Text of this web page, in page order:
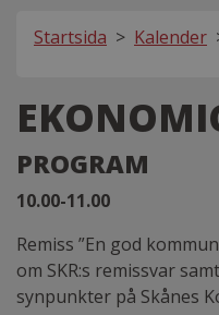
Startsida > Kalender
PROGRAM
10.00-11.00
Remiss ”En god
om SKR:s remissvar
synpunkter på Skånes